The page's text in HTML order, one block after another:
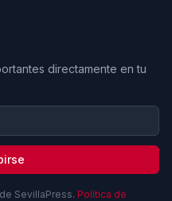
directamente en tu
SevillaPress. Política de